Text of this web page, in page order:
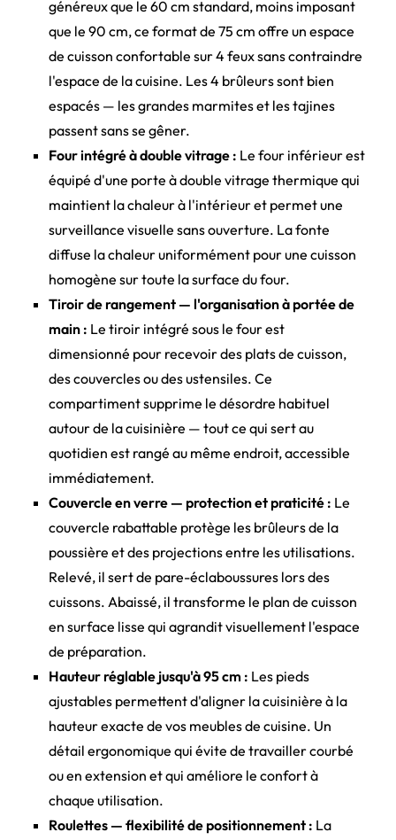
généreux que le 60 cm standard, moins imposant
que le 90 cm, ce format de 75 cm offre un espace
de cuisson confortable sur 4 feux sans contraindre
l'espace de la cuisine. Les 4 brûleurs sont bien
espacés — les grandes marmites et les tajines
passent sans se gêner.
Four intégré à double vitrage : Le four inférieur est
équipé d'une porte à double vitrage thermique qui
maintient la chaleur à l'intérieur et permet une
surveillance visuelle sans ouverture. La fonte
diffuse la chaleur uniformément pour une cuisson
homogène sur toute la surface du four.
Tiroir de rangement — l'organisation à portée de
main : Le tiroir intégré sous le four est
dimensionné pour recevoir des plats de cuisson,
des couvercles ou des ustensiles. Ce
compartiment supprime le désordre habituel
autour de la cuisinière — tout ce qui sert au
quotidien est rangé au même endroit, accessible
immédiatement.
Couvercle en verre — protection et praticité : Le
couvercle rabattable protège les brûleurs de la
poussière et des projections entre les utilisations.
Relevé, il sert de pare-éclaboussures lors des
cuissons. Abaissé, il transforme le plan de cuisson
en surface lisse qui agrandit visuellement l'espace
de préparation.
Hauteur réglable jusqu'à 95 cm : Les pieds
ajustables permettent d'aligner la cuisinière à la
hauteur exacte de vos meubles de cuisine. Un
détail ergonomique qui évite de travailler courbé
ou en extension et qui améliore le confort à
chaque utilisation.
Roulettes — flexibilité de positionnement : La